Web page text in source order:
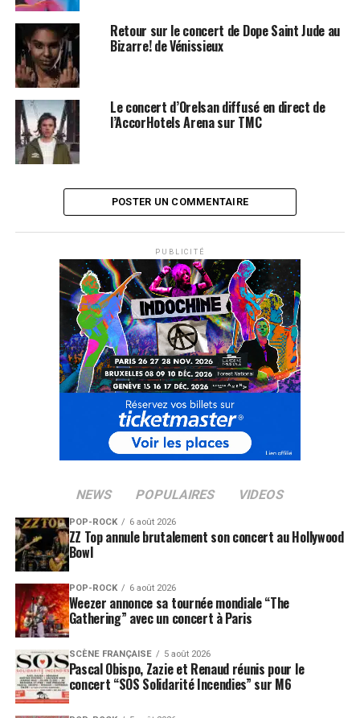
Retour sur le concert de Dope Saint Jude au
Bizarre! de Vénissieux
Le concert d’Orelsan diffusé en direct de
l’AccorHotels Arena sur TMC
POSTER UN COMMENTAIRE
PUBLICITÉ
NEWS POPULAIRES VIDEOS
POP-ROCK 6 août 2026
ZZ Top annule brutalement son concert au Hollywood
Bowl
POP-ROCK 6 août 2026
Weezer annonce sa tournée mondiale “The
Gathering” avec un concert à Paris
SCÈNE FRANÇAISE 5 août 2026
Pascal Obispo, Zazie et Renaud réunis pour le
concert “SOS Solidarité Incendies” sur M6